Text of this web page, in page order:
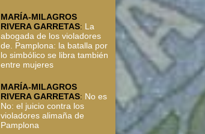
MARÍA-MILAGROS
RIVERA GARRETAS: La
abogada de los violadores
de. Pamplona: la batalla por
lo simbólico se libra también
entre mujeres
MARÍA-MILAGROS
RIVERA GARRETAS: No es
No: el juicio contra los
violadores alimaña de
Pamplona